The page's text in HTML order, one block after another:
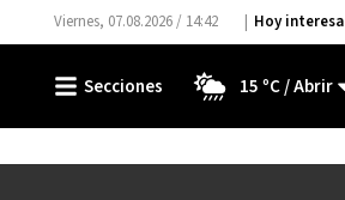
Viernes, 07.08.2026 / 14:42 Hoy interesa
15 ºC